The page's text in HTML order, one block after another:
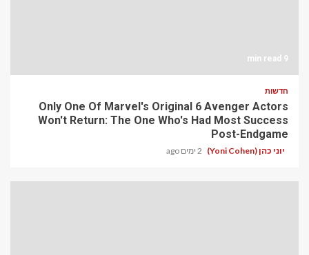
9 min read
חדשות
Only One Of Marvel's Original 6 Avenger Actors
Won't Return: The One Who's Had Most Success
Post-Endgame
יוני כהן (Yoni Cohen) 2 ימים ago